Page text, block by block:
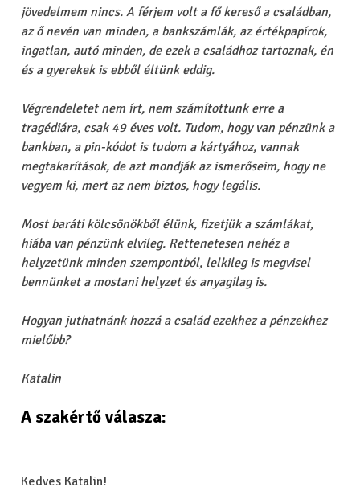
jövedelmem nincs. A férjem volt a fő kereső a családban,
az ő nevén van minden, a bankszámlák, az értékpapírok,
ingatlan, autó minden, de ezek a családhoz tartoznak, én
és a gyerekek is ebből éltünk eddig.
Végrendeletet nem írt, nem számítottunk erre a
tragédiára, csak 49 éves volt. Tudom, hogy van pénzünk a
bankban, a pin-kódot is tudom a kártyához, vannak
megtakarítások, de azt mondják az ismerőseim, hogy ne
vegyem ki, mert az nem biztos, hogy legális.
Most baráti kölcsönökből élünk, fizetjük a számlákat,
hiába van pénzünk elvileg. Rettenetesen nehéz a
helyzetünk minden szempontból, lelkileg is megvisel
bennünket a mostani helyzet és anyagilag is.
Hogyan juthatnánk hozzá a család ezekhez a pénzekhez
mielőbb?
Katalin
A szakértő válasza:
Kedves Katalin!